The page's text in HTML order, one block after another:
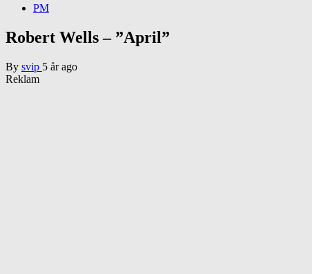
PM
Robert Wells – ”April”
By svip 5 år ago
Reklam